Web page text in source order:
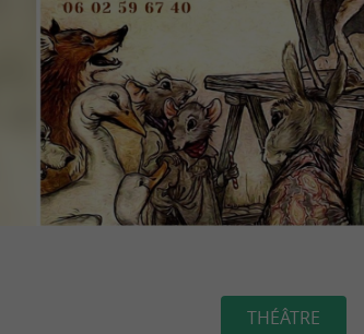
THÉÂTRE